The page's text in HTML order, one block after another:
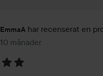
EmmaA har recenserat en
10 månader
Inlägget skapades 10 månader